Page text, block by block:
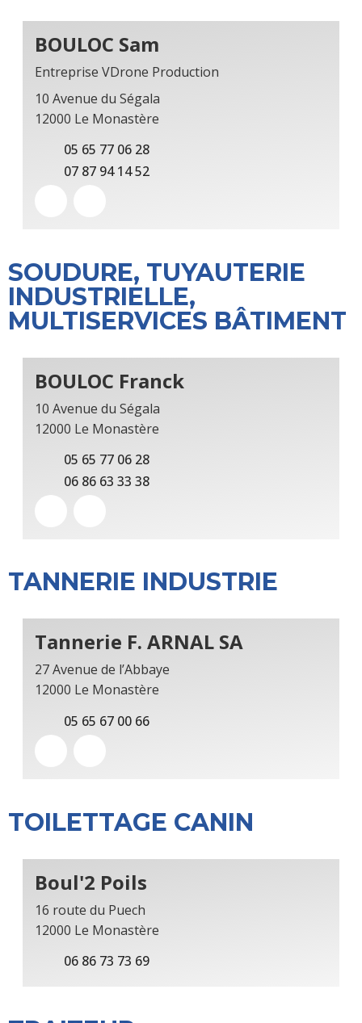
BOULOC Sam
Entreprise VDrone Production
10 Avenue du Ségala
12000 Le Monastère
05 65 77 06 28
07 87 94 14 52
SOUDURE, TUYAUTERIE
INDUSTRIELLE,
MULTISERVICES BÂTIMENT
BOULOC Franck
10 Avenue du Ségala
12000 Le Monastère
05 65 77 06 28
06 86 63 33 38
TANNERIE INDUSTRIE
Tannerie F. ARNAL SA
27 Avenue de l’Abbaye
12000 Le Monastère
05 65 67 00 66
TOILETTAGE CANIN
Boul'2 Poils
16 route du Puech
12000 Le Monastère
06 86 73 73 69